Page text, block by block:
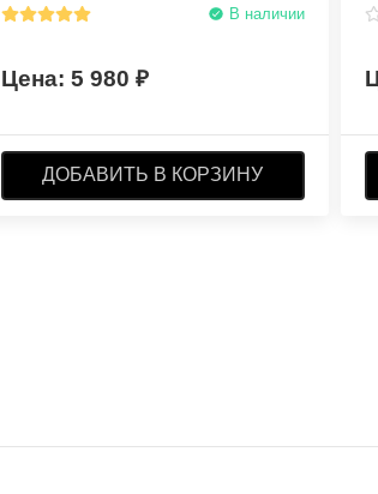
В наличии
5 980
ДОБАВИТЬ В КОРЗИНУ